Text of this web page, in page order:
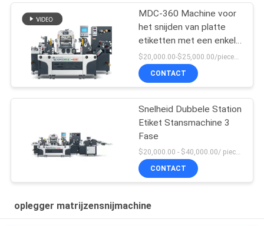
MDC-360 Machine voor
het snijden van platte
etiketten met een enkel
station
CONTACT
Snelheid Dubbele Station
Etiket Stansmachine 3
Fase
$20,000.00 - $40,000.00/ piece negotiable MOQ:1
CONTACT
oplegger matrijzensnijmachine